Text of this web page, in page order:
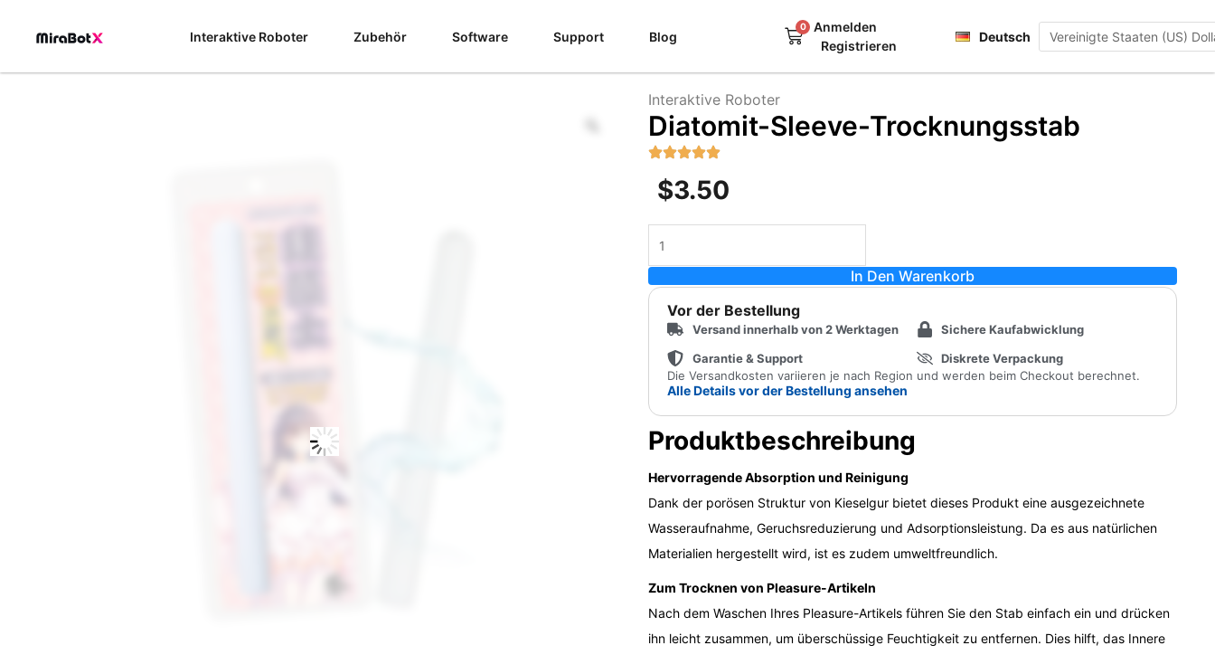
Interaktive Roboter Zubehör Software Support Blog
0
Warenkorb
Anmelden
Registrieren
Deutsch
日本語
Interaktive Roboter
Diatomit-Sleeve-Trocknungsstab
$3.50
Sleeve-
Menge
In Den Warenkorb
Vor der Bestellung
Versand innerhalb von 2 Werktagen
Garantie & Support
Sichere Kaufabwicklung
Diskrete Verpackung
Die Versandkosten variieren je nach Region und werden beim Checkout berechnet.
Alle Details vor der Bestellung ansehen
Produktbeschreibung
Hervorragende Absorption und Reinigung
Dank der porösen Struktur von Kieselgur bietet dieses Produkt eine ausgezeichnete
Wasseraufnahme, Geruchsreduzierung und Adsorptionsleistung. Da es aus natürlichen
Materialien hergestellt wird, ist es zudem umweltfreundlich.
Zum Trocknen von Pleasure-Artikeln
Nach dem Waschen Ihres Pleasure-Artikels führen Sie den Stab einfach ein und drücken
ihn leicht zusammen, um überschüssige Feuchtigkeit zu entfernen. Dies hilft, das Innere